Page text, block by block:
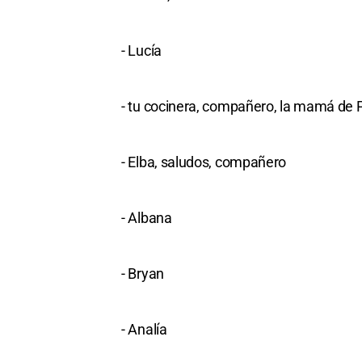
- Lucía
- tu cocinera, compañero, la mamá de
- Elba, saludos, compañero
- Albana
- Bryan
- Analía